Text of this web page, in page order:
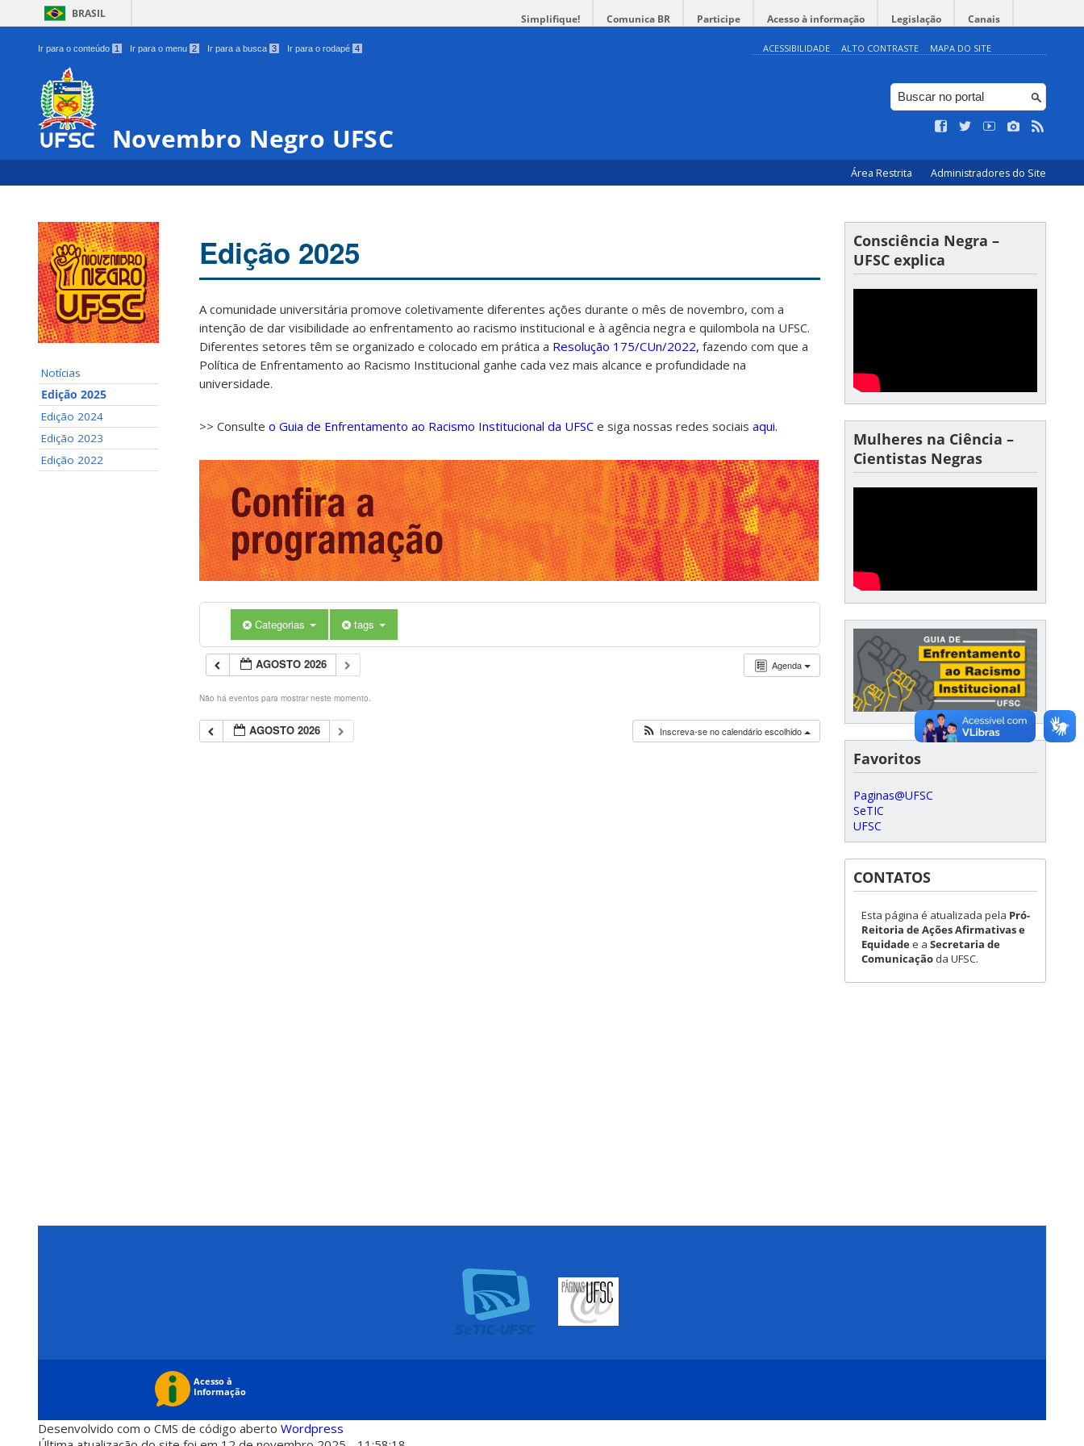
BRASIL Simplifique! Comunica BR Participe Acesso à informação Legislação Canais
Ir para o conteúdo 1 Ir para o menu 2 Ir para a busca 3 Ir para o rodapé 4 ACESSIBILIDADE ALTO CONTRASTE MAPA DO SITE
Novembro Negro UFSC
Área Restrita Administradores do Site
Notícias
Edição 2025
Edição 2024
Edição 2023
Edição 2022
Edição 2025
A comunidade universitária promove coletivamente diferentes ações durante o mês de novembro, com a
intenção de dar visibilidade ao enfrentamento ao racismo institucional e à agência negra e quilombola na UFSC.
Diferentes setores têm se organizado e colocado em prática a Resolução 175/CUn/2022, fazendo com que a
Política de Enfrentamento ao Racismo Institucional ganhe cada vez mais alcance e profundidade na
universidade.
>> Consulte o Guia de Enfrentamento ao Racismo Institucional da UFSC e siga nossas redes sociais aqui.
Categorias tags
Agenda
AGOSTO 2026
Não há eventos para mostrar neste momento.
AGOSTO 2026 Inscreva-se no calendário escolhido
Consciência Negra –
UFSC explica
Mulheres na Ciência –
Cientistas Negras
Favoritos
Paginas@UFSC
SeTIC
UFSC
CONTATOS
Esta página é atualizada pela Pró-
Reitoria de Ações Afirmativas e
Equidadee a Secretaria de
Comunicação da UFSC.
Desenvolvido com o CMS de código aberto Wordpress